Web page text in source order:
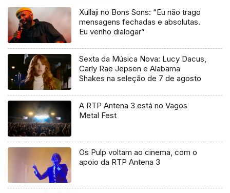
Xullaji no Bons Sons: “Eu não trago
mensagens fechadas e absolutas.
Eu venho dialogar”
Sexta da Música Nova: Lucy Dacus,
Carly Rae Jepsen e Alabama
Shakes na seleção de 7 de agosto
A RTP Antena 3 está no Vagos
Metal Fest
Os Pulp voltam ao cinema, com o
apoio da RTP Antena 3